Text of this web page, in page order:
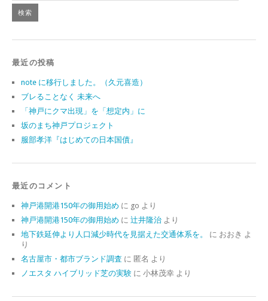
最近の投稿
note に移行しました。（久元喜造）
ブレることなく 未来へ
「神戸にクマ出現」を「想定内」に
坂のまち神戸プロジェクト
服部孝洋『はじめての日本国債』
最近のコメント
神戸港開港150年の御用始め に go より
神戸港開港150年の御用始め に 辻井隆治 より
地下鉄延伸より人口減少時代を見据えた交通体系を。
に おおき よ
り
名古屋市・都市ブランド調査 に 匿名 より
ノエスタ ハイブリッド芝の実験 に 小林茂幸 より